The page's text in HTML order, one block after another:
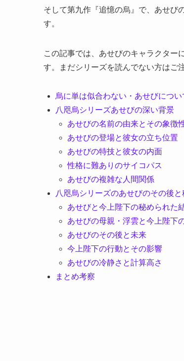
そして第九作『追憶の烏』で、あせび
す。
この記事では、あせびのキャラクター
す。まだシリーズを読んでない方はご
烏に単は似合わない・あせびについ
八咫烏シリーズあせびの深い背景
あせびの名前の由来とその象徴
あせびの登場と彼女の立ち位置
あせびの特技と彼女の内面
性格に難ありのサイコパス
あせびの複雑な人間関係
八咫烏シリーズのあせびのその後
あせびと今上陛下の秘められた
あせびの母親・浮雲と今上陛下
あせびのその後と未来
今上陛下の行動とその影響
あせびの冷静さと計算高さ
まとめ考察